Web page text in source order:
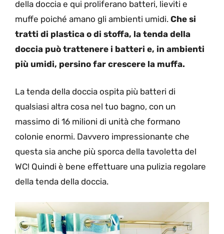
della doccia e qui proliferano batteri, lieviti e
muffe poiché amano gli ambienti umidi. Che si
tratti di plastica o di stoffa, la tenda della
doccia può trattenere i batteri e, in ambienti
più umidi, persino far crescere la muffa.
La tenda della doccia ospita più batteri di
qualsiasi altra cosa nel tuo bagno, con un
massimo di 16 milioni di unità che formano
colonie enormi. Davvero impressionante che
questa sia anche più sporca della tavoletta del
WC! Quindi è bene effettuare una pulizia regolare
della tenda della doccia.